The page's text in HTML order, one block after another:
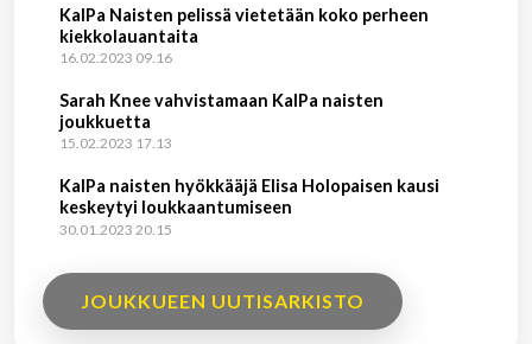
KalPa Naisten pelissä vietetään koko perheen
kiekkolauantaita
16.02.2023 09.16
Sarah Knee vahvistamaan KalPa naisten
joukkuetta
15.02.2023 17.13
KalPa naisten hyökkääjä Elisa Holopaisen kausi
keskeytyi loukkaantumiseen
30.01.2023 20.15
JOUKKUEEN UUTISARKISTO